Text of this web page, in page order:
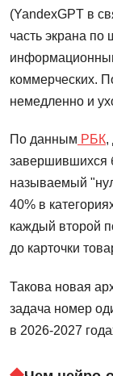
(YandexGPT в
часть экрана по
коммерческих.
немедленно и
По данным РБК,
завершившихся
называемый
40% в
каждый второй
до карточки
Такова новая
задача номер
в 2026-2027